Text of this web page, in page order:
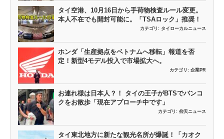
タイ空港、10月16日から手荷物検査ルール変更。
本人不在でも開封可能に。「TSAロック」推奨！
カテゴリ: タイローカルニュース
ホンダ「生産拠点をベトナムへ移転」報道を否
定！新型4モデル投入で市場拡大へ。
カテゴリ: 企業PR
お連れ様は日本人？！ タイの王子がBTSでバンコ
クをお散歩「現在アプローチ中です」
カテゴリ: 仰天ニュース
タイ東北地方に新たな観光名所が爆誕！「カオク